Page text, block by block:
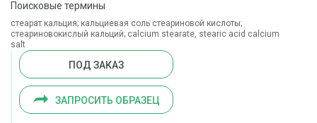
Поисковые термины
стеарат кальция; кальциевая соль стеариновой кислоты;
стеариновокислый кальций; calcium stearate, stearic acid calcium
salt
ПОД ЗАКАЗ
ЗАПРОСИТЬ ОБРАЗЕЦ